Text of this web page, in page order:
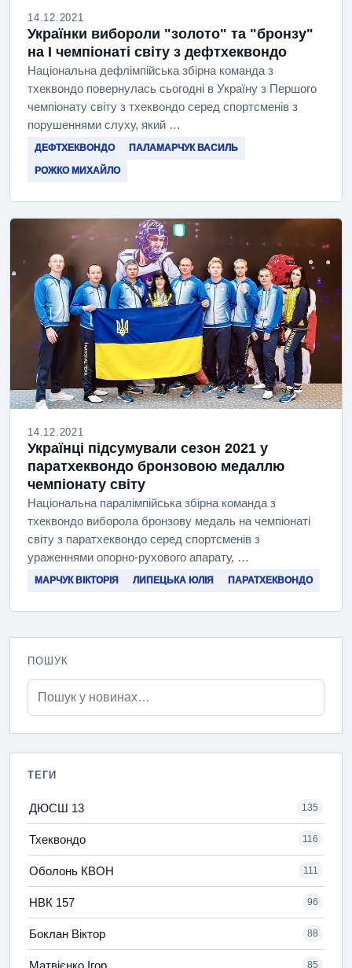
14.12.2021
Українки вибороли "золото" та "бронзу"
на І чемпіонаті світу з дефтхеквондо
Національна дефлімпійська збірна команда з
тхеквондо повернулась сьогодні в Україну з Першого
чемпіонату світу з тхеквондо серед спортсменів з
порушеннями слуху, який …
ДЕФТХЕКВОНДО ПАЛАМАРЧУК ВАСИЛЬ
РОЖКО МИХАЙЛО
14.12.2021
Українці підсумували сезон 2021 у
паратхеквондо бронзовою медаллю
чемпіонату світу
Національна паралімпійська збірна команда з
тхеквондо виборола бронзову медаль на чемпіонаті
світу з паратхеквондо серед спортсменів з
ураженнями опорно-рухового апарату, …
МАРЧУК ВІКТОРІЯ ЛИПЕЦЬКА ЮЛІЯ ПАРАТХЕКВОНДО
ПОШУК
ТЕГИ
ДЮСШ 13 135
Тхеквондо 116
Оболонь КВОН 111
НВК 157 96
Боклан Віктор 88
Матвієнко Ігор 85